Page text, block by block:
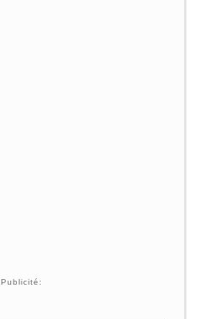
Publicité: